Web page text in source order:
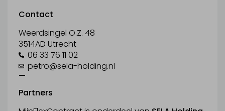
Contact
Weerdsingel O.Z. 48
3514AD Utrecht
06 33 76 11 02
petro@sela-holding.nl
—
Partners